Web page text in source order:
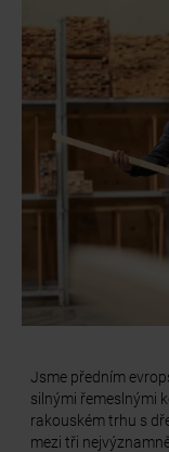
Jsme předním
silnými řemeslnými
rakouském trhu s
mezi tři